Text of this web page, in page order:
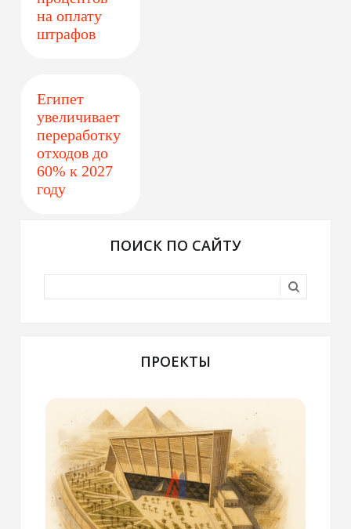
на оплату
штрафов
Египет
увеличивает
переработку
отходов до
60% к 2027
году
ПОИСК ПО САЙТУ
ПРОЕКТЫ